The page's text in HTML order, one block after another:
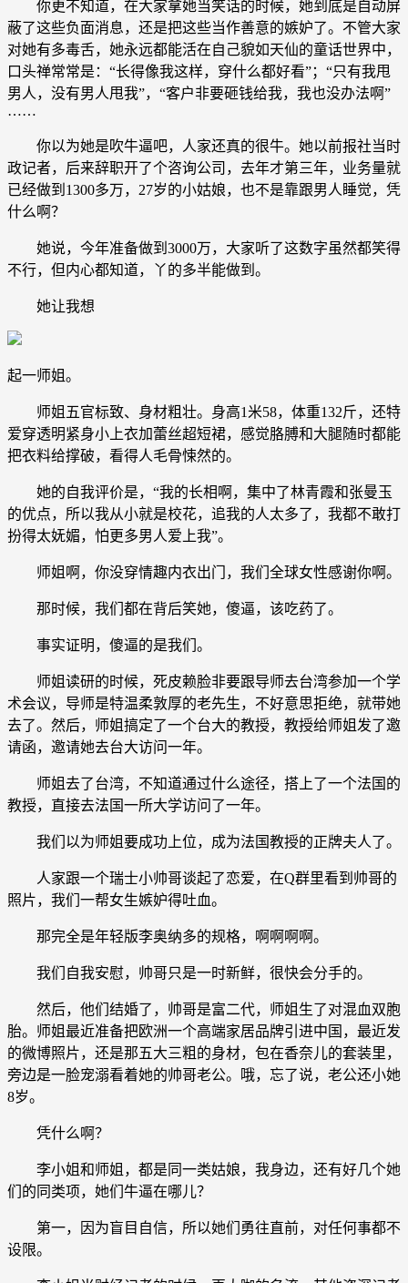
你更不知道，在大家拿她当笑话的时候，她到底是自动屏
蔽了这些负面消息，还是把这些当作善意的嫉妒了。不管大家
对她有多毒舌，她永远都能活在自己貌如天仙的童话世界中，
口头禅常常是：“长得像我这样，穿什么都好看”；“只有我甩
男人，没有男人甩我”，“客户非要砸钱给我，我也没办法啊”
……
你以为她是吹牛逼吧，人家还真的很牛。她以前报社当时
政记者，后来辞职开了个咨询公司，去年才第三年，业务量就
已经做到1300多万，27岁的小姑娘，也不是靠跟男人睡觉，凭
什么啊？
她说，今年准备做到3000万，大家听了这数字虽然都笑得
不行，但内心都知道，丫的多半能做到。
她让我想
起一师姐。
师姐五官标致、身材粗壮。身高1米58，体重132斤，还特
爱穿透明紧身小上衣加蕾丝超短裙，感觉胳膊和大腿随时都能
把衣料给撑破，看得人毛骨悚然的。
她的自我评价是，“我的长相啊，集中了林青霞和张曼玉
的优点，所以我从小就是校花，追我的人太多了，我都不敢打
扮得太妩媚，怕更多男人爱上我”。
师姐啊，你没穿情趣内衣出门，我们全球女性感谢你啊。
那时候，我们都在背后笑她，傻逼，该吃药了。
事实证明，傻逼的是我们。
师姐读研的时候，死皮赖脸非要跟导师去台湾参加一个学
术会议，导师是特温柔敦厚的老先生，不好意思拒绝，就带她
去了。然后，师姐搞定了一个台大的教授，教授给师姐发了邀
请函，邀请她去台大访问一年。
师姐去了台湾，不知道通过什么途径，搭上了一个法国的
教授，直接去法国一所大学访问了一年。
我们以为师姐要成功上位，成为法国教授的正牌夫人了。
人家跟一个瑞士小帅哥谈起了恋爱，在Q群里看到帅哥的
照片，我们一帮女生嫉妒得吐血。
那完全是年轻版李奥纳多的规格，啊啊啊啊。
我们自我安慰，帅哥只是一时新鲜，很快会分手的。
然后，他们结婚了，帅哥是富二代，师姐生了对混血双胞
胎。师姐最近准备把欧洲一个高端家居品牌引进中国，最近发
的微博照片，还是那五大三粗的身材，包在香奈儿的套装里，
旁边是一脸宠溺看着她的帅哥老公。哦，忘了说，老公还小她
8岁。
凭什么啊？
李小姐和师姐，都是同一类姑娘，我身边，还有好几个她
们的同类项，她们牛逼在哪儿？
第一，因为盲目自信，所以她们勇往直前，对任何事都不
设限。